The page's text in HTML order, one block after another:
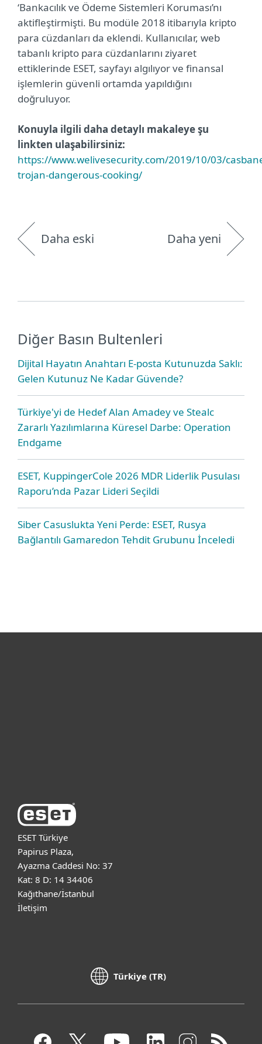
‘Bankacılık ve Ödeme Sistemleri Koruması’nı
aktifleştirmişti. Bu modüle 2018 itibarıyla kripto
para cüzdanları da eklendi. Kullanıcılar, web
tabanlı kripto para cüzdanlarını ziyaret
ettiklerinde ESET, sayfayı algılıyor ve finansal
işlemlerin güvenli ortamda yapıldığını
doğruluyor.
Konuyla ilgili daha detaylı makaleye şu
linkten ulaşabilirsiniz:
https://www.welivesecurity.com/2019/10/03/
trojan-dangerous-cooking/
Daha eski Daha yeni
Diğer Basın Bultenleri
Dijital Hayatın Anahtarı E-posta Kutunuzda Saklı:
Gelen Kutunuz Ne Kadar Güvende?
Türkiye'yi de Hedef Alan Amadey ve Stealc
Zararlı Yazılımlarına Küresel Darbe: Operation
Endgame
ESET, KuppingerCole 2026 MDR Liderlik Pusulası
Raporu’nda Pazar Lideri Seçildi
Siber Casuslukta Yeni Perde: ESET, Rusya
Bağlantılı Gamaredon Tehdit Grubunu İnceledi
ESET Türkiye
Papirus Plaza,
Ayazma Caddesi No: 37
Kat: 8 D: 14 34406
Kağıthane/İstanbul
İletişim
Türkiye (TR)